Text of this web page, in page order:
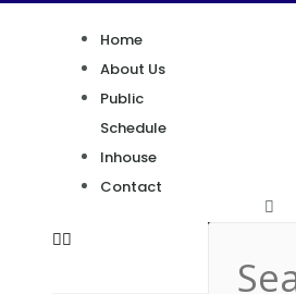
Home
About Us
Public
Schedule
Inhouse
Contact